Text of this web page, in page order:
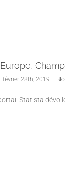
février 28th, 2019
Statista